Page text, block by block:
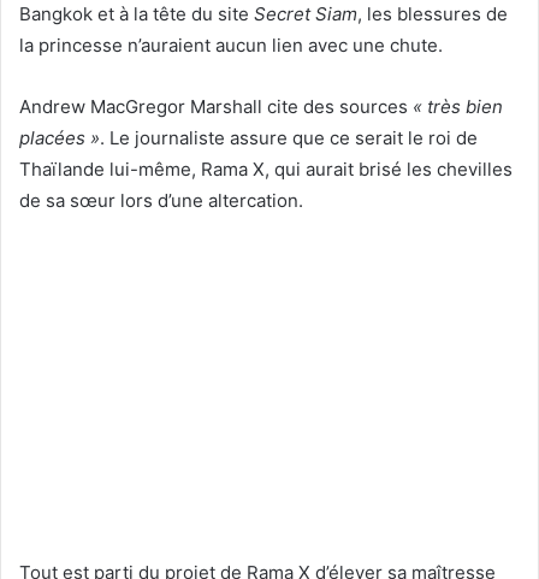
Bangkok et à la tête du site Secret Siam, les blessures de
la princesse n’auraient aucun lien avec une chute.
Andrew MacGregor Marshall cite des sources « très bien
placées ». Le journaliste assure que ce serait le roi de
Thaïlande lui-même, Rama X, qui aurait brisé les chevilles
de sa sœur lors d’une altercation.
Tout est parti du projet de Rama X d’élever sa maîtresse